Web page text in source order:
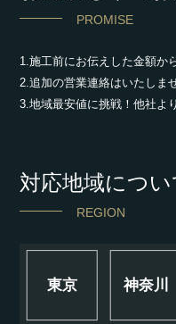
PROMISE
1.施工前にお伝えした金額か
2.追加の営業連絡はいたしま
3.地域最安値に挑戦！他社よ
対応地域につい
REGION
東京 神奈川